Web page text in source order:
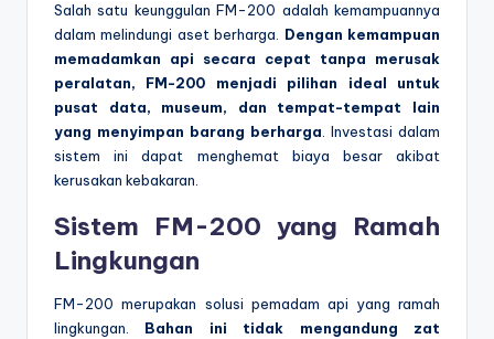
Salah satu keunggulan FM-200 adalah kemampuannya
dalam melindungi aset berharga. Dengan kemampuan
memadamkan api secara cepat tanpa merusak
peralatan, FM-200 menjadi pilihan ideal untuk
pusat data, museum, dan tempat-tempat lain
yang menyimpan barang berharga . Investasi dalam
sistem ini dapat menghemat biaya besar akibat
kerusakan kebakaran.
Sistem FM-200 yang Ramah
Lingkungan
FM-200 merupakan solusi pemadam api yang ramah
lingkungan. Bahan ini tidak mengandung zat